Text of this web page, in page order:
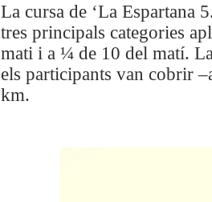
La cursa de ‘La Espartana
tres principals categories
mati i a ¼ de 10 del matí.
els participants van cobrir
km.